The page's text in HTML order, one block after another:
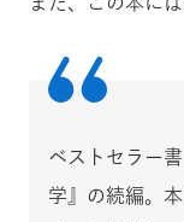
ベストセラー
学』の続編。